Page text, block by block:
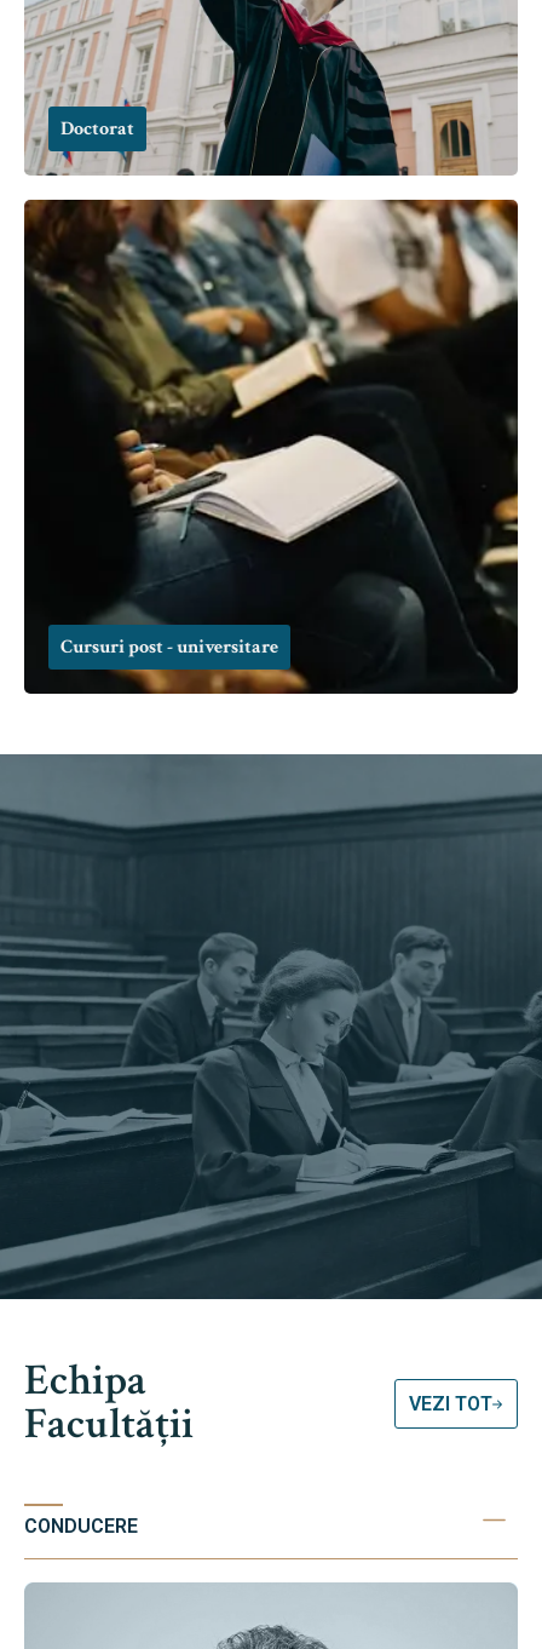
Doctorat
Cursuri post - universitare
Echipa
Facultății VEZI TOT
CONDUCERE